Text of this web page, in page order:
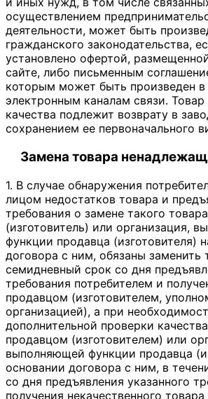
осуществлением
деятельности, может быть
гражданского законодательства,
установлено офертой,
сайте, либо письменным
которым может быть произведен в
электронным каналам связи.
качества подлежит возврату в
сохранением ее первоначального
Замена товара
1. В случае обнаружения
лицом недостатков товара и
требования о замене такого
(изготовитель) или организация,
функции продавца (изготовителя)
договора с ним, обязаны заменить
семидневный срок со дня
требования потребителем и
продавцом (изготовителем,
организацией), а при
дополнительной проверки
продавцом (изготовителем) или
выполняющей функции продавца
основании договора с ним, в
со дня предъявления указанного
получения некачественного